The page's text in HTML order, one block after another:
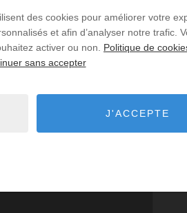
des cookies pour améliorer votre
et afin d’analyser notre trafic.
activer ou non. Politique de
sans accepter
J'ACCEPTE